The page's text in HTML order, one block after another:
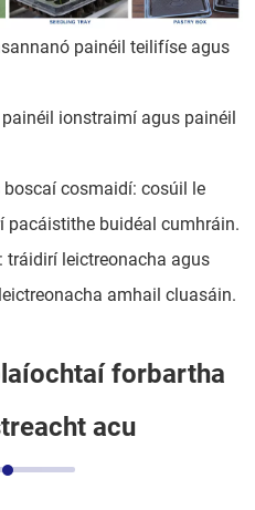
painéil teilifíse agus
ionstraimí agus painéil
cosmaidí: cosúil le
pacáistithe buidéal cumhráin.
tráidirí leictreonacha agus
amhail cluasáin.
forbartha
acu